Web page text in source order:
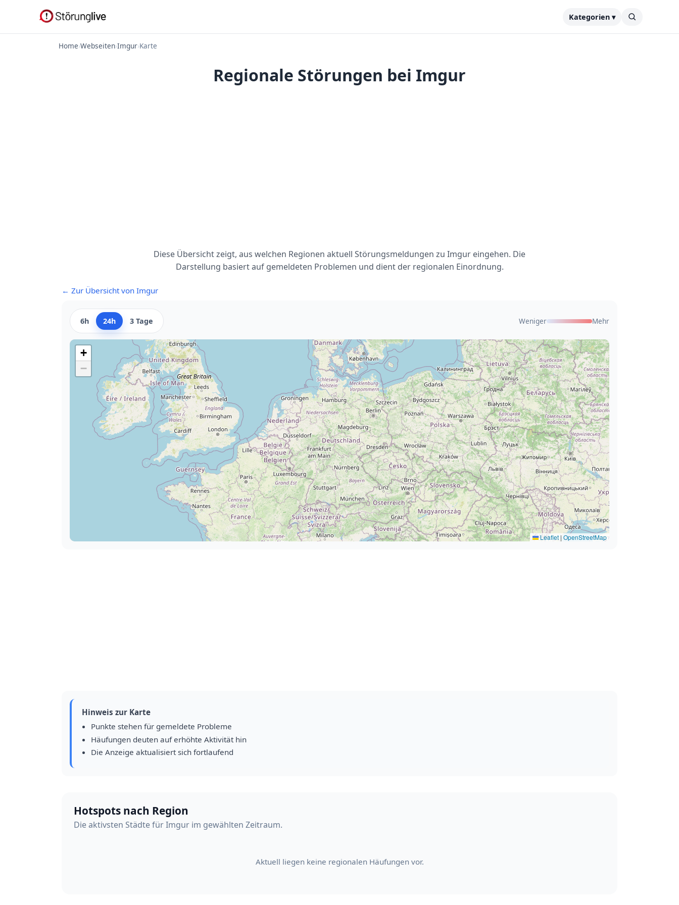
Kategorien ▾
Home›Webseiten›Imgur›Karte
Regionale Störungen bei Imgur
Diese Übersicht zeigt, aus welchen Regionen aktuell Störungsmeldungen zu Imgur eingehen. Die
Darstellung basiert auf gemeldeten Problemen und dient der regionalen Einordnung.
← Zur Übersicht von Imgur
6h 24h 3 Tage Weniger Mehr
+
−
Leaflet | OpenStreetMap
Hinweis zur Karte
Punkte stehen für gemeldete Probleme
Häufungen deuten auf erhöhte Aktivität hin
Die Anzeige aktualisiert sich fortlaufend
Hotspots nach Region
Die aktivsten Städte für Imgur im gewählten Zeitraum.
Aktuell liegen keine regionalen Häufungen vor.